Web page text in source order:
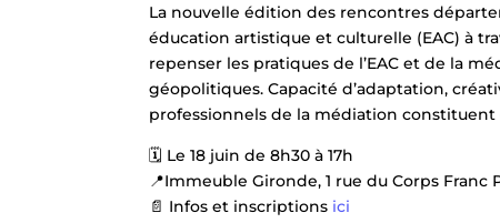
La nouvelle édition des rencontres
éducation artistique et culturelle (EAC) à
repenser les pratiques de l’EAC et de la
géopolitiques. Capacité d’adaptation,
professionnels de la médiation
🗓️ Le 18 juin de 8h30 à 17h
📍Immeuble Gironde, 1 rue du Corps Franc
📄 Infos et inscriptions ici